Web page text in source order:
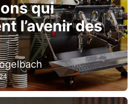
qui
l’avenir des